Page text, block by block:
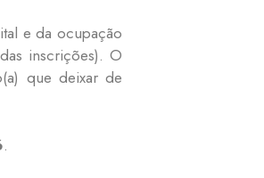
e da ocupação
inscrições). O
que deixar de
.